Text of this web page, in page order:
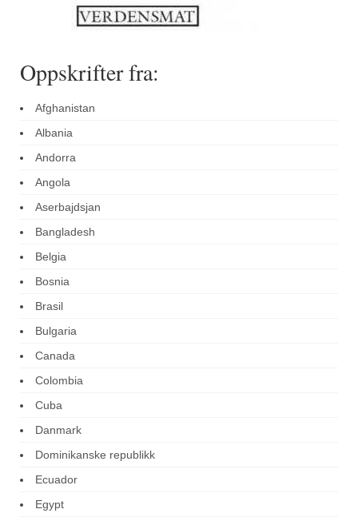
Oppskrifter fra:
Afghanistan
Albania
Andorra
Angola
Aserbajdsjan
Bangladesh
Belgia
Bosnia
Brasil
Bulgaria
Canada
Colombia
Cuba
Danmark
Dominikanske republikk
Ecuador
Egypt